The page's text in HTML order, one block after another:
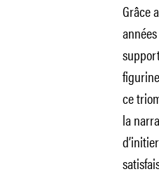
Grâce
ce
la